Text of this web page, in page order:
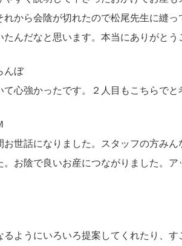
から会陰が切れたので松尾先生に縫っ
んだなと思います。本当にありがとう
んぼ
心強かったです。２人目もこちらでと
世話になりました。スタッフの方み
。お陰で良いお産につながりました。
ようにいろいろ提案してくれたり、